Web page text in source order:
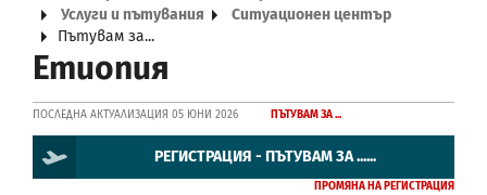
Услуги и пътувания
Ситуационен център
Пътувам за...
Етиопия
ПОСЛЕДНА АКТУАЛИЗАЦИЯ 05 ЮНИ 2026 ПЪТУВАМ ЗА ...
РЕГИСТРАЦИЯ - ПЪТУВАМ ЗА ......
ПРОМЯНА НА РЕГИСТРАЦИЯ